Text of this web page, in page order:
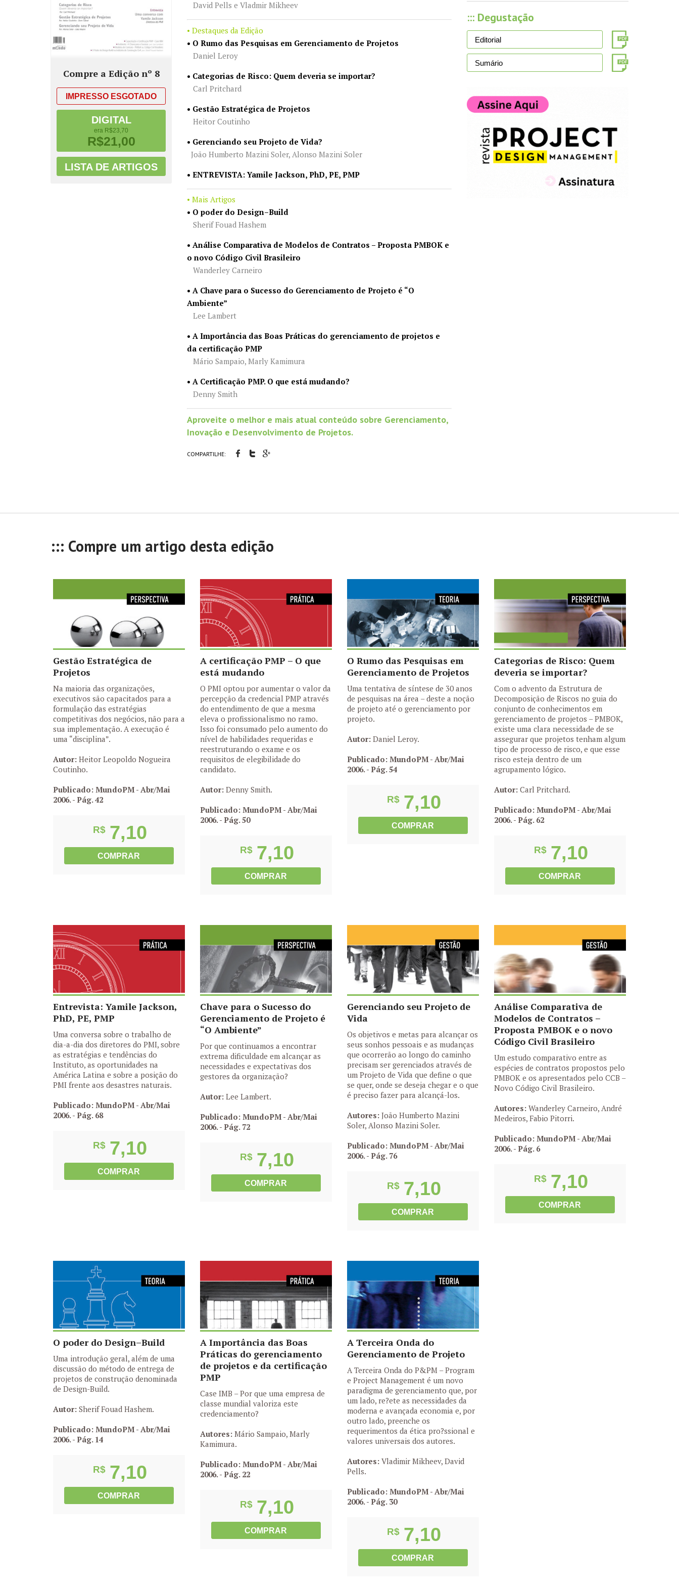
::: Degustação
Editorial
Sumário
Compre a Edição nº 8
IMPRESSO ESGOTADO
DIGITAL
era R$23,70
R$21,00
LISTA DE ARTIGOS
David Pells e Vladmir Mikheev
• Destaques da Edição
• O Rumo das Pesquisas em Gerenciamento de Projetos
Daniel Leroy
• Categorias de Risco: Quem deveria se importar?
Carl Pritchard
• Gestão Estratégica de Projetos
Heitor Coutinho
• Gerenciando seu Projeto de Vida?
João Humberto Mazini Soler, Alonso Mazini Soler
• ENTREVISTA: Yamile Jackson, PhD, PE, PMP
• Mais Artigos
• O poder do Design–Build
Sherif Fouad Hashem
• Análise Comparativa de Modelos de Contratos – Proposta PMBOK e
o novo Código Civil Brasileiro
Wanderley Carneiro
• A Chave para o Sucesso do Gerenciamento de Projeto é “O
Ambiente”
Lee Lambert
• A Importância das Boas Práticas do gerenciamento de projetos e
da certificação PMP
Mário Sampaio, Marly Kamimura
• A Certificação PMP. O que está mudando?
Denny Smith
Aproveite o melhor e mais atual conteúdo sobre Gerenciamento,
Inovação e Desenvolvimento de Projetos.
COMPARTILHE:
::: Compre um artigo desta edição
Gestão Estratégica de
Projetos
Na maioria das organizações,
executivos são capacitados para a
formulação das estratégias
competitivas dos negócios, não para a
sua implementação. A execução é
uma “disciplina”.
Autor: Heitor Leopoldo Nogueira
Coutinho.
Publicado: MundoPM - Abr/Mai
2006.- Pág. 42
R$ 7,10
COMPRAR
A certificação PMP – O que
está mudando
O PMI optou por aumentar o valor da
percepção da credencial PMP através
do entendimento de que a mesma
eleva o profissionalismo no ramo.
Isso foi consumado pelo aumento do
nível de habilidades requeridas e
reestruturando o exame e os
requisitos de elegibilidade do
candidato.
Autor: Denny Smith.
Publicado: MundoPM - Abr/Mai
2006.- Pág. 50
R$ 7,10
COMPRAR
O Rumo das Pesquisas em
Gerenciamento de Projetos
Uma tentativa de síntese de 30 anos
de pesquisas na área – deste a noção
de projeto até o gerenciamento por
projeto.
Autor: Daniel Leroy.
Publicado: MundoPM - Abr/Mai
2006.- Pág. 54
R$ 7,10
COMPRAR
Categorias de Risco: Quem
deveria se importar?
Com o advento da Estrutura de
Decomposição de Riscos no guia do
conjunto de conhecimentos em
gerenciamento de projetos – PMBOK,
existe uma clara necessidade de se
assegurar que projetos tenham algum
tipo de processo de risco, e que esse
risco esteja dentro de um
agrupamento lógico.
Autor: Carl Pritchard.
Publicado: MundoPM - Abr/Mai
2006.- Pág. 62
R$ 7,10
COMPRAR
Entrevista: Yamile Jackson,
PhD, PE, PMP
Uma conversa sobre o trabalho de
dia-a-dia dos diretores do PMI, sobre
as estratégias e tendências do
Instituto, as oportunidades na
América Latina e sobre a posição do
PMI frente aos desastres naturais.
Publicado: MundoPM - Abr/Mai
2006.- Pág. 68
R$ 7,10
COMPRAR
Chave para o Sucesso do
Gerenciamento de Projeto é
“O Ambiente”
Por que continuamos a encontrar
extrema dificuldade em alcançar as
necessidades e expectativas dos
gestores da organização?
Autor: Lee Lambert.
Publicado: MundoPM - Abr/Mai
2006.- Pág. 72
R$ 7,10
COMPRAR
Gerenciando seu Projeto de
Vida
Os objetivos e metas para alcançar os
seus sonhos pessoais e as mudanças
que ocorrerão ao longo do caminho
precisam ser gerenciados através de
um Projeto de Vida que define o que
se quer, onde se deseja chegar e o que
é preciso fazer para alcançá-los.
Autores: João Humberto Mazini
Soler, Alonso Mazini Soler.
Publicado: MundoPM - Abr/Mai
2006.- Pág. 76
R$ 7,10
COMPRAR
Análise Comparativa de
Modelos de Contratos –
Proposta PMBOK e o novo
Código Civil Brasileiro
Um estudo comparativo entre as
espécies de contratos propostos pelo
PMBOK e os apresentados pelo CCB –
Novo Código Civil Brasileiro.
Autores: Wanderley Carneiro, André
Medeiros, Fabio Pitorri.
Publicado: MundoPM - Abr/Mai
2006.- Pág. 6
R$ 7,10
COMPRAR
O poder do Design–Build
Uma introdução geral, além de uma
discussão do método de entrega de
projetos de construção denominada
de Design-Build.
Autor: Sherif Fouad Hashem.
Publicado: MundoPM - Abr/Mai
2006.- Pág. 14
R$ 7,10
COMPRAR
A Importância das Boas
Práticas do gerenciamento
de projetos e da certificação
PMP
Case IMB – Por que uma empresa de
classe mundial valoriza este
credenciamento?
Autores: Mário Sampaio, Marly
Kamimura.
Publicado: MundoPM - Abr/Mai
2006.- Pág. 22
R$ 7,10
COMPRAR
A Terceira Onda do
Gerenciamento de Projeto
A Terceira Onda do P&PM – Program
e Project Management é um novo
paradigma de gerenciamento que, por
um lado, re?ete as necessidades da
moderna e avançada economia e, por
outro lado, preenche os
requerimentos da ética pro?ssional e
valores universais dos autores.
Autores: Vladimir Mikheev, David
Pells.
Publicado: MundoPM - Abr/Mai
2006.- Pág. 30
R$ 7,10
COMPRAR